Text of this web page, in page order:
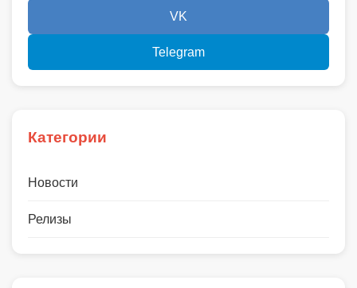
VK
Telegram
Категории
Новости
Релизы